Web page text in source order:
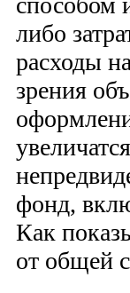
либо
расходы
зрения
фонд,
Как
от общей